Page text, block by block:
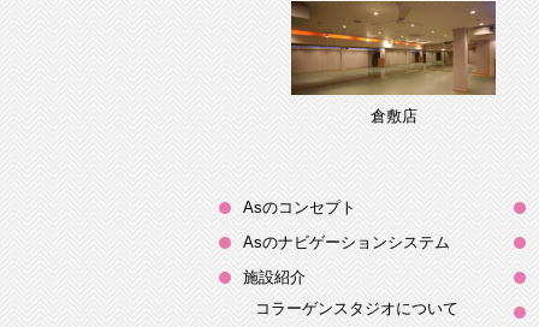
倉敷店
Asのコンセプト
Asのナビゲーションシステム
施設紹介
コラーゲンスタジオについて